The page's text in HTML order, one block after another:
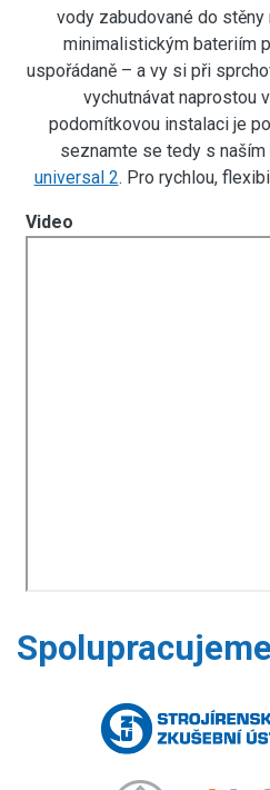
vody zabudované do stěny
minimalistickým bateriím
uspořádaně – a vy si při
vychutnávat naprostou
podomítkovou instalaci je
seznamte se tedy s
universal 2. Pro rychlou,
Video
Spolupracujeme